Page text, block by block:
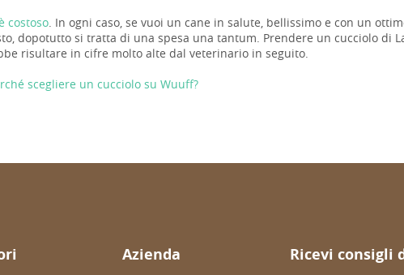
costoso. In ogni caso, se vuoi un cane in salute, bellissimo e con un
dopotutto si tratta di una spesa una tantum. Prendere un cucciolo di
risultare in cifre molto alte dal veterinario in seguito.
scegliere un cucciolo su Wuuff?
Azienda Ricevi consigli